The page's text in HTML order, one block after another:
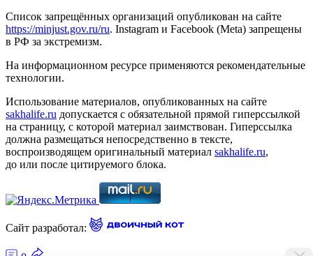
Список запрещённых организаций опубликован на сайте
https://minjust.gov.ru/ru. Instagram и Facebook (Metа) запрещены
в РФ за экстремизм.
На информационном ресурсе применяются рекомендательные
технологии.
Использование материалов, опубликованных на сайте
sakhalife.ru допускается с обязательной прямой гиперссылкой
на страницу, с которой материал заимствован. Гиперссылка
должна размещаться непосредственно в тексте,
воспроизводящем оригинальный материал sakhalife.ru,
до или после цитируемого блока.
Сайт разработал: